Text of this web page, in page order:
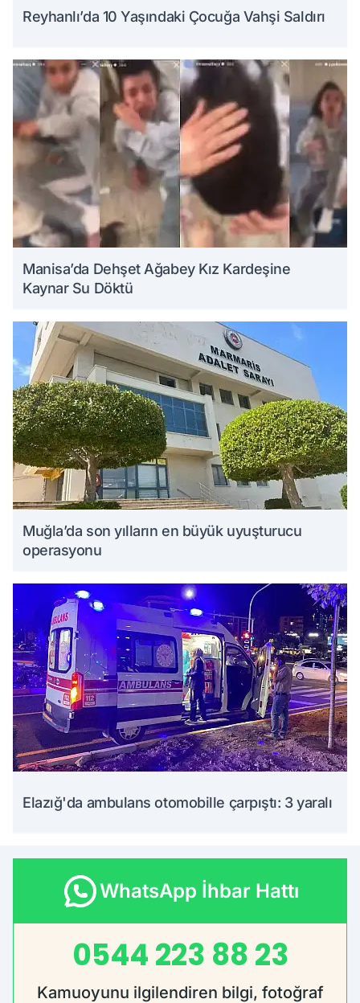
Reyhanlı’da 10 Yaşındaki Çocuğa Vahşi Saldırı
Manisa’da Dehşet Ağabey Kız Kardeşine
Kaynar Su Döktü
Muğla’da son yılların en büyük uyuşturucu
operasyonu
Elazığ'da ambulans otomobille çarpıştı: 3 yaralı
WhatsApp İhbar Hattı
0544 223 88 23
Kamuoyunu ilgilendiren bilgi, fotoğraf